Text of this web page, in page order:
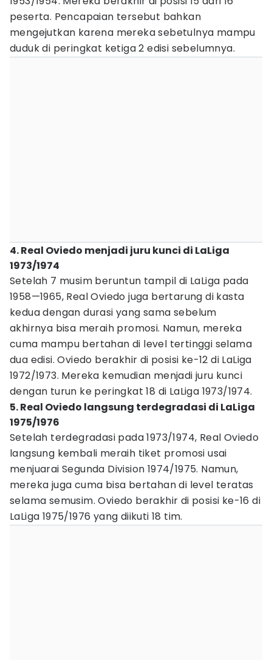
peserta. Pencapaian tersebut bahkan
mengejutkan karena mereka sebetulnya mampu
duduk di peringkat ketiga 2 edisi sebelumnya.
4. Real Oviedo menjadi juru kunci di LaLiga
1973/1974
Setelah 7 musim beruntun tampil di LaLiga pada
1958—1965, Real Oviedo juga bertarung di kasta
kedua dengan durasi yang sama sebelum
akhirnya bisa meraih promosi. Namun, mereka
cuma mampu bertahan di level tertinggi selama
dua edisi. Oviedo berakhir di posisi ke-12 di LaLiga
1972/1973. Mereka kemudian menjadi juru kunci
dengan turun ke peringkat 18 di LaLiga 1973/1974.
5. Real Oviedo langsung terdegradasi di LaLiga
1975/1976
Setelah terdegradasi pada 1973/1974, Real Oviedo
langsung kembali meraih tiket promosi usai
menjuarai Segunda Division 1974/1975. Namun,
mereka juga cuma bisa bertahan di level teratas
selama semusim. Oviedo berakhir di posisi ke-16 di
LaLiga 1975/1976 yang diikuti 18 tim.